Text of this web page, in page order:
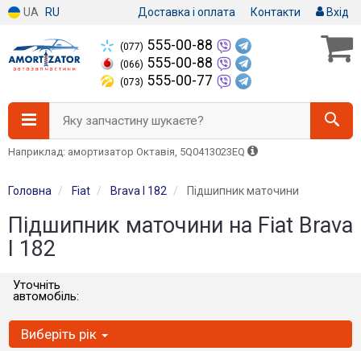
UA RU Доставка і оплата Контакти Вхід
(077) 555-00-88
(066) 555-00-88
(073) 555-00-77
Яку запчастину шукаєте?
Наприклад: амортизатор Октавія, 5Q0413023EQ
Головна Fiat Brava I 182 Підшипник маточини
Підшипник маточини на Fiat Brava
I 182
Уточніть
автомобіль:
Виберіть рік